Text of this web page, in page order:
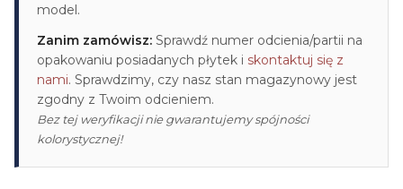
model.
Zanim zamówisz: Sprawdź numer odcienia/partii na
opakowaniu posiadanych płytek i skontaktuj się z
nami. Sprawdzimy, czy nasz stan magazynowy jest
zgodny z Twoim odcieniem.
Bez tej weryfikacji nie gwarantujemy spójności
kolorystycznej!